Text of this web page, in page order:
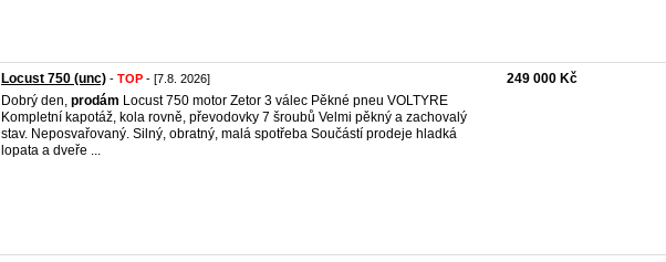
Locust 750 (unc) - TOP - [7.8. 2026]
Dobrý den, prodám Locust 750 motor Zetor 3 válec Pěkné pneu VOLTYRE
Kompletní kapotáž, kola rovně, převodovky 7 šroubů Velmi pěkný a zachovalý
stav. Neposvařovaný. Silný, obratný, malá spotřeba Součástí prodeje hladká
lopata a dveře ...
249 000 Kč